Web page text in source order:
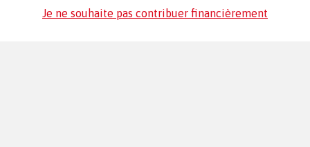
Je ne souhaite pas contribuer financièrement